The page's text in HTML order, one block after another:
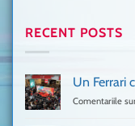
RECENT POSTS
Un Ferrari
Comentariile